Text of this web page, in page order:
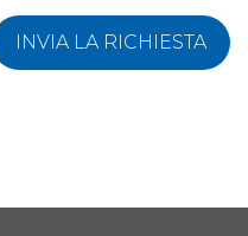
INVIA LA RICHIESTA